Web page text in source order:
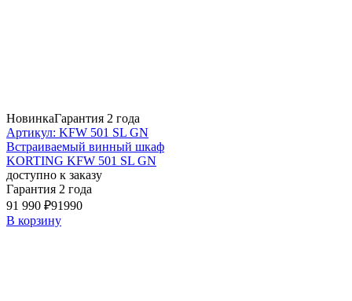
НовинкаГарантия 2 года
Артикул: KFW 501 SL GN
Встраиваемый винный шкаф
KORTING KFW 501 SL GN
доступно к заказу
Гарантия 2 года
91 990 ₽91990
В корзину